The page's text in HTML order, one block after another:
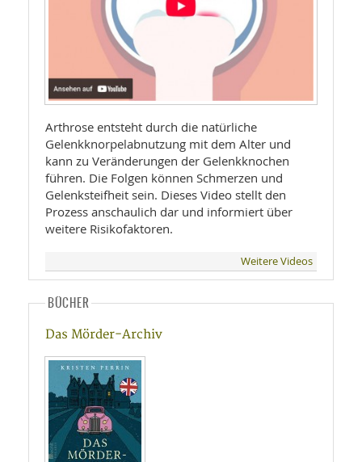
Arthrose entsteht durch die natürliche
Gelenkknorpelabnutzung mit dem Alter und
kann zu Veränderungen der Gelenkknochen
führen. Die Folgen können Schmerzen und
Gelenksteifheit sein. Dieses Video stellt den
Prozess anschaulich dar und informiert über
weitere Risikofaktoren.
Weitere Videos
BÜCHER
Das Mörder-Archiv